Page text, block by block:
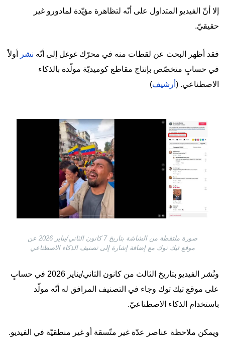
إلا أنّ الفيديو المتداول على أنّه لتظاهرة مؤيّدة لمادورو غير
حقيقيّ.
فقد أظهر البحث عن لقطات منه في محرّك غوغل إلى أنّه نشر
أولاً
في حسابٍ متخصّص بإنتاج مقاطع كوميديّة مولّدة بالذكاء
الاصطناعي. ( أرشيف)
Image
صورة ملتقطة من الشاشة بتاريخ 7 كانون الثاني/يناير 2026 عن
موقع تيك توك مع إضافة إشارة إلى تصنيف الذكاء الاصطناعي
ونُشر الفيديو بتاريخ الثالث من كانون الثاني/يناير 2026 في حسابٍ
على موقع تيك توك وجاء في التصنيف المرافق له أنّه مولّد
باستخدام الذكاء الاصطناعيّ.
ويمكن ملاحظة عناصر عدّة غير متّسقة أو غير منطقيّة في الفيديو.